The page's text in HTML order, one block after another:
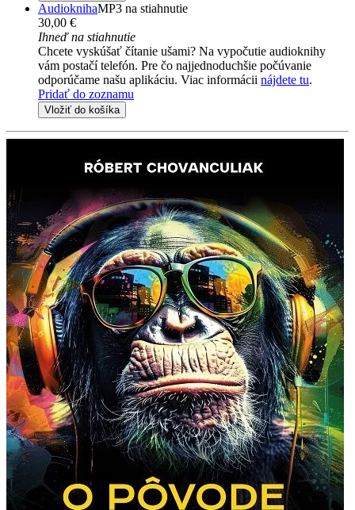
AudioknihaMP3 na stiahnutie
30,00 €
Ihneď na stiahnutie
Chcete vyskúšať čítanie ušami? Na vypočutie audioknihy
vám postačí telefón. Pre čo najjednoduchšie počúvanie
odporúčame našu aplikáciu. Viac informácii nájdete tu.
Pridať do zoznamu
Vložiť do košíka